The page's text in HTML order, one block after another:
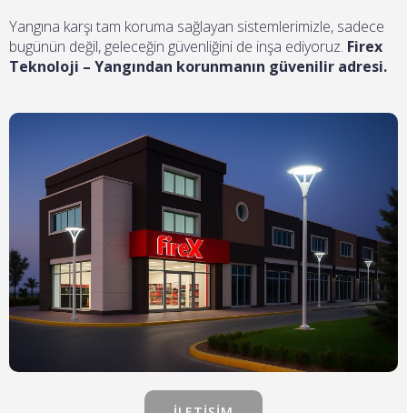
Yangına karşı tam koruma sağlayan sistemlerimizle, sadece
bugünün değil, geleceğin güvenliğini de inşa ediyoruz. Firex
Teknoloji – Yangından korunmanın güvenilir adresi.